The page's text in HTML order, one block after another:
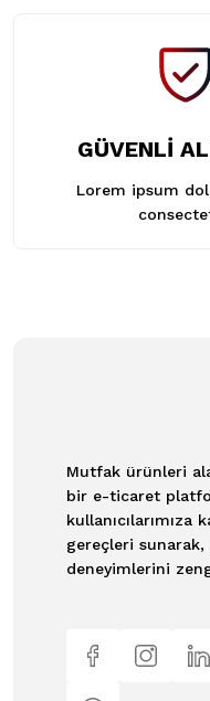
GÜVENLİ
Lorem ipsum
Mutfak ürünleri
bir e-ticaret
gereçleri sunarak,
deneyimlerini